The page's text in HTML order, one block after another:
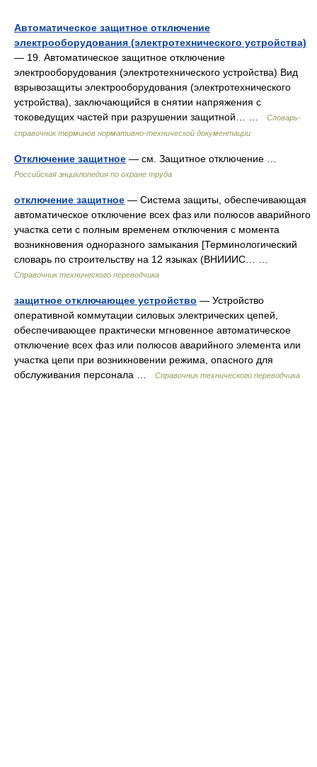
Автоматическое защитное отключение
электрооборудования (электротехнического устройства)
— 19. Автоматическое защитное отключение
электрооборудования (электротехнического устройства) Вид
взрывозащиты электрооборудования (электротехнического
устройства), заключающийся в снятии напряжения с
токоведущих частей при разрушении защитной… …
Словарь-
справочник терминов нормативно-технической документации
Отключение защитное — см. Защитное отключение …
Российская энциклопедия по охране труда
отключение защитное — Система защиты, обеспечивающая
автоматическое отключение всех фаз или полюсов аварийного
участка сети с полным временем отключения с момента
возникновения одноразного замыкания [Терминологический
словарь по строительству на 12 языках (ВНИИИС… …
Справочник технического переводчика
защитное отключающее устройство — Устройство
оперативной коммутации силовых электрических цепей,
обеспечивающее практически мгновенное автоматическое
отключение всех фаз или полюсов аварийного элемента или
участка цепи при возникновении режима, опасного для
обслуживания персонала …
Справочник технического переводчика